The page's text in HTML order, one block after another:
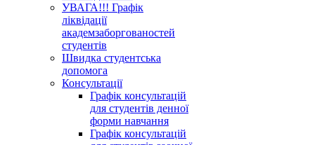
УВАГА!!! Графік
ліквідації
академзаборгованостей
студентів
Швидка студентська
допомога
Консультації
Графік консультацій
для студентів денної
форми навчання
Графік консультацій